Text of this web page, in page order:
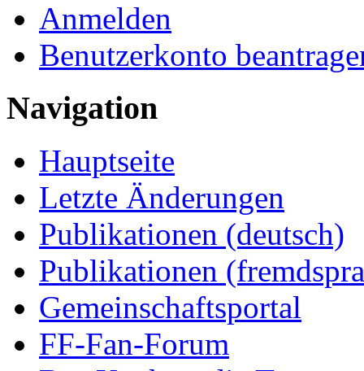
Anmelden
Benutzerkonto
Navigation
Hauptseite
Letzte Änderungen
Publikationen (deutsch)
Publikationen
Gemeinschaftsportal
FF-Fan-Forum